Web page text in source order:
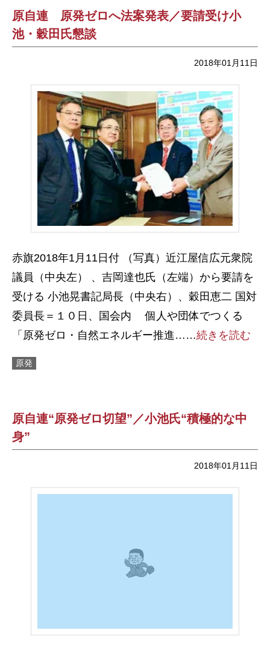
原自連 原発ゼロへ法案発表／要請受け小
池・穀田氏懇談
2018年01月11日
赤旗2018年1月11日付 （写真）近江屋信広元衆院
議員（中央左） 、吉岡達也氏（左端）から要請を
受ける 小池晃書記局長（中央右）、穀田恵二 国対
委員長＝１０日、国会内 個人や団体でつくる
「原発ゼロ・自然エネルギー推進……続きを読む
原発
原自連“原発ゼロ切望”／小池氏“積極的な中
身”
2018年01月11日